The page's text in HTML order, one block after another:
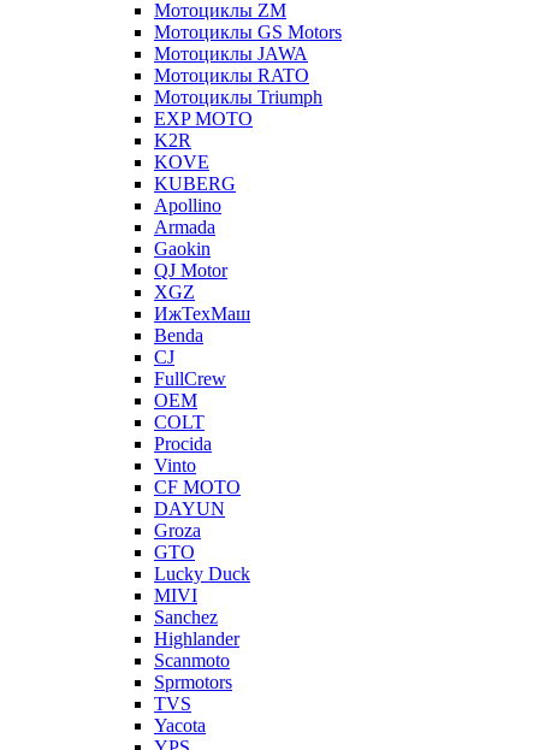
Мотоциклы ZM
Мотоциклы GS Motors
Мотоциклы JAWA
Мотоциклы RATO
Мотоциклы Triumph
EXP MOTO
K2R
KOVE
KUBERG
Apollino
Armada
Gaokin
QJ Motor
XGZ
ИжТехМаш
Benda
CJ
FullCrew
OEM
COLT
Procida
Vinto
CF MOTO
DAYUN
Groza
GTO
Lucky Duck
MIVI
Sanchez
Highlander
Scanmoto
Sprmotors
TVS
Yacota